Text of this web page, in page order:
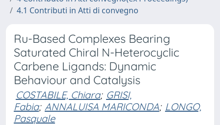
4.1 Contributi in Atti di convegno
Ru-Based Complexes Bearing
Saturated Chiral N-Heterocyclic
Carbene Ligands: Dynamic
Behaviour and Catalysis
COSTABILE, Chiara; GRISI,
Fabia; ANNALUISA MARICONDA; LONGO,
Pasquale